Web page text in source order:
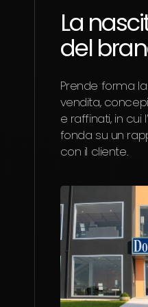
La
del
Prende forma
vendita,
e raffinati, in cui
fonda su un
con il cliente.